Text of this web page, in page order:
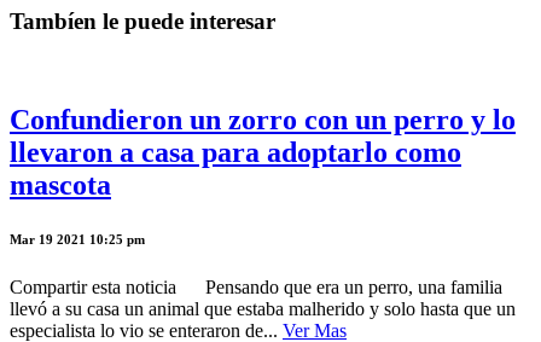
Tambíen le puede interesar
Confundieron un zorro con un perro y lo
llevaron a casa para adoptarlo como
mascota
Mar 19 2021 10:25 pm
Compartir esta noticia Pensando que era un perro, una familia
llevó a su casa un animal que estaba malherido y solo hasta que un
especialista lo vio se enteraron de... Ver Mas